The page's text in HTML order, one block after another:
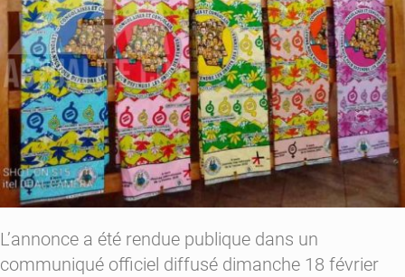
L’annonce a été rendue publique dans un
communiqué officiel diffusé dimanche 18 février